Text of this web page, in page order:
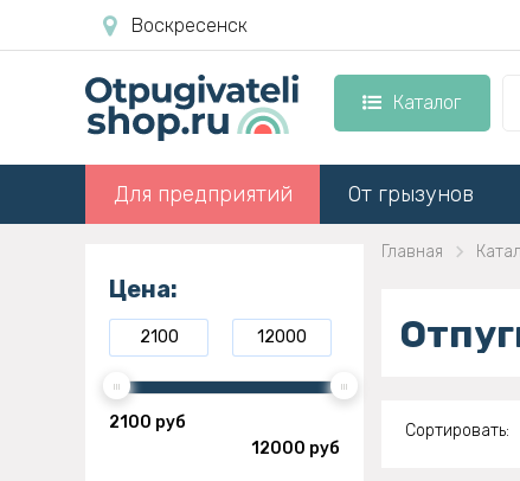
Воскресенск
Каталог
Для предприятий От грызунов
Цена:
2100 руб
12000 руб
Главная
Сортировать: